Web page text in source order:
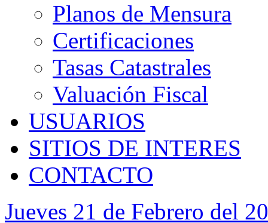
Planos de Mensura
Certificaciones
Tasas Catastrales
Valuación Fiscal
USUARIOS
SITIOS DE INTERES
CONTACTO
Jueves 21 de Febrero del